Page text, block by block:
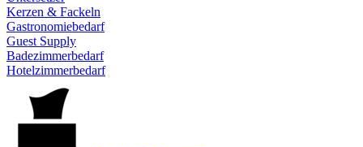
Kerzen & Fackeln
Gastronomiebedarf
Guest Supply
Badezimmerbedarf
Hotelzimmerbedarf